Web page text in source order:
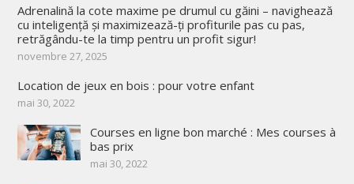
Adrenalină la cote maxime pe drumul cu găini – navighează
cu inteligență și maximizează-ți profiturile pas cu pas,
retrăgându-te la timp pentru un profit sigur!
novembre 27, 2025
Location de jeux en bois : pour votre enfant
mai 30, 2022
Courses en ligne bon marché : Mes courses à
bas prix
mai 30, 2022